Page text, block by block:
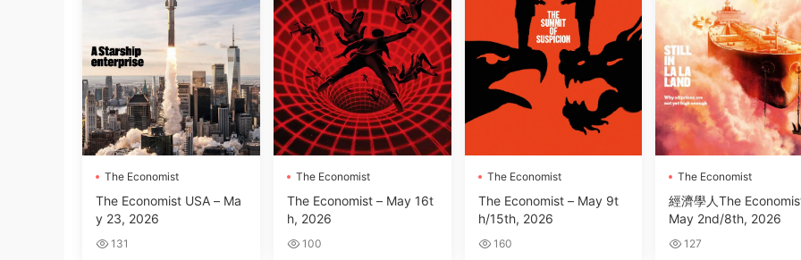
The Economist
The Economist USA – Ma
y 23, 2026
131
The Economist
The Economist – May 16t
h, 2026
100
The Economist
The Economist – May 9t
h/15th, 2026
160
The Economist
經濟學人The
May 2nd/8th, 2026
127